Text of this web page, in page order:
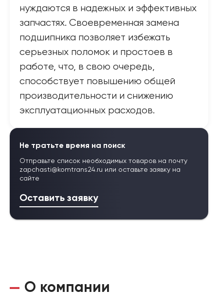
нуждаются в надежных и эффективных
запчастях. Своевременная замена
подшипника позволяет избежать
серьезных поломок и простоев в
работе, что, в свою очередь,
способствует повышению общей
производительности и снижению
эксплуатационных расходов.
Не тратьте время на поиск
Отправьте список необходимых товаров на почту
zapchasti@komtrans24.ru или оставьте заявку на
сайте
Оставить заявку
О компании